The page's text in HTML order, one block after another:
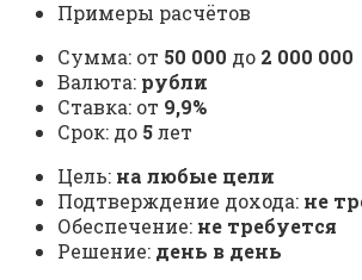
Примеры расчётов
Сумма: от 50 000 до 2 000 000
Валюта: рубли
Ставка: от 9,9%
Срок: до 5лет
Цель: на любые цели
Подтверждение дохода: не
Обеспечение: не требуется
Решение: день в день